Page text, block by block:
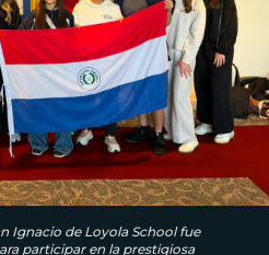
Ignacio de Loyola School fue
participar en la prestigiosa